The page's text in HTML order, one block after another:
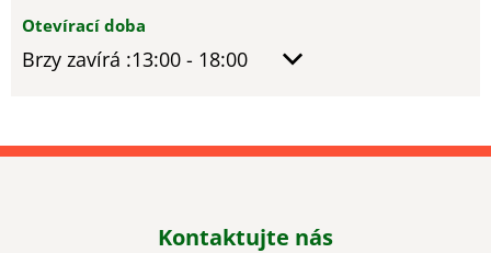
Otevírací doba
Kliknutím skryjete další otevírací nebo zavírací
Brzy zavírá :13:00 - 18:00 Od 13:00 do 18:00 hod.
Kontaktujte nás